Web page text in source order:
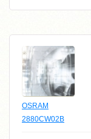
OSRAM
2880CW02B